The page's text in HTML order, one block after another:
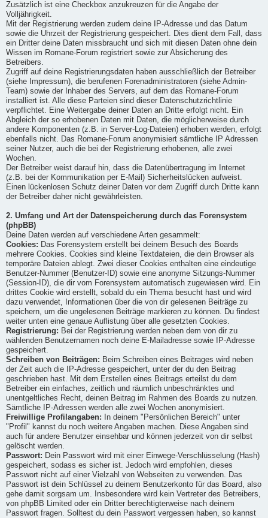
Zusätzlich ist eine Checkbox anzukreuzen für die Angabe der
Volljährigkeit.
Mit der Registrierung werden zudem deine IP-Adresse und das Datum
sowie die Uhrzeit der Registrierung gespeichert. Dies dient dem Fall, dass
ein Dritter deine Daten missbraucht und sich mit diesen Daten ohne dein
Wissen im Romane-Forum registriert sowie zur Absicherung des
Betreibers.
Zugriff auf deine Registrierungsdaten haben ausschließlich der Betreiber
(siehe Impressum), die berufenen Forenadministratoren (siehe Admin-
Team) sowie der Inhaber des Servers, auf dem das Romane-Forum
installiert ist. Alle diese Parteien sind dieser Datenschutzrichtlinie
verpflichtet. Eine Weitergabe deiner Daten an Dritte erfolgt nicht. Ein
Abgleich der so erhobenen Daten mit Daten, die möglicherweise durch
andere Komponenten (z.B. in Server-Log-Dateien) erhoben werden, erfolgt
ebenfalls nicht. Das Romane-Forum anonymisiert sämtliche IP Adressen
seiner Nutzer, auch die bei der Registrierung erhobenen, alle zwei
Wochen.
Der Betreiber weist darauf hin, dass die Datenübertragung im Internet
(z.B. bei der Kommunikation per E-Mail) Sicherheitslücken aufweist.
Einen lückenlosen Schutz deiner Daten vor dem Zugriff durch Dritte kann
der Betreiber daher nicht gewährleisten.
2. Umfang und Art der Datenspeicherung durch das Forensystem
(phpBB)
Deine Daten werden auf verschiedene Arten gesammelt:
Cookies: Das Forensystem erstellt bei deinem Besuch des Boards
mehrere Cookies. Cookies sind kleine Textdateien, die dein Browser als
temporäre Dateien ablegt. Zwei dieser Cookies enthalten eine eindeutige
Benutzer-Nummer (Benutzer-ID) sowie eine anonyme Sitzungs-Nummer
(Session-ID), die dir vom Forensystem automatisch zugewiesen wird. Ein
drittes Cookie wird erstellt, sobald du ein Thema besucht hast und wird
dazu verwendet, Informationen über die von dir gelesenen Beiträge zu
speichern, um die ungelesenen Beiträge markieren zu können. Du findest
weiter unten eine genaue Auflistung über alle gesetzten Cookies.
Registrierung: Bei der Registrierung werden neben dem von dir zu
wählenden Benutzernamen noch deine E-Mailadresse sowie IP-Adresse
gespeichert.
Schreiben von Beiträgen: Beim Schreiben eines Beitrages wird neben
der Zeit auch die IP-Adresse gespeichert, unter der du den Beitrag
geschrieben hast. Mit dem Erstellen eines Beitrags erteilst du dem
Betreiber ein einfaches, zeitlich und räumlich unbeschränktes und
unentgeltliches Recht, deinen Beitrag im Rahmen des Boards zu nutzen.
Sämtliche IP-Adressen werden alle zwei Wochen anonymisiert.
Freiwillige Profilangaben:
In deinem "Persönlichen Bereich" unter
"Profil" kannst du noch weitere Angaben machen. Diese Angaben sind
auch für andere Benutzer einsehbar und können jederzeit von dir selbst
gelöscht werden.
Passwort: Dein Passwort wird mit einer Einwege-Verschlüsselung (Hash)
gespeichert, sodass es sicher ist. Jedoch wird empfohlen, dieses
Passwort nicht auf einer Vielzahl von Webseiten zu verwenden. Das
Passwort ist dein Schlüssel zu deinem Benutzerkonto für das Board, also
gehe damit sorgsam um. Insbesondere wird kein Vertreter des Betreibers,
von phpBB Limited oder ein Dritter berechtigterweise nach deinem
Passwort fragen. Solltest du dein Passwort vergessen haben, so kannst